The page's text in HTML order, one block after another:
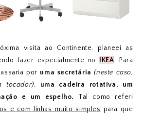
visita ao Continente, planeei as
fazer especialmente no IKEA. Para
por uma secretária (neste caso,
tocador), uma cadeira rotativa, um
e um espelho.
Tal como referi
e com linhas muito simples para que